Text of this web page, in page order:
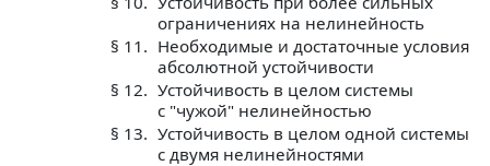
ограничениях на нелинейность
§ 11. Необходимые и достаточные условия
абсолютной устойчивости
§ 12. Устойчивость в целом системы
с "чужой" нелинейностью
§ 13. Устойчивость в целом одной системы
с двумя нелинейностями